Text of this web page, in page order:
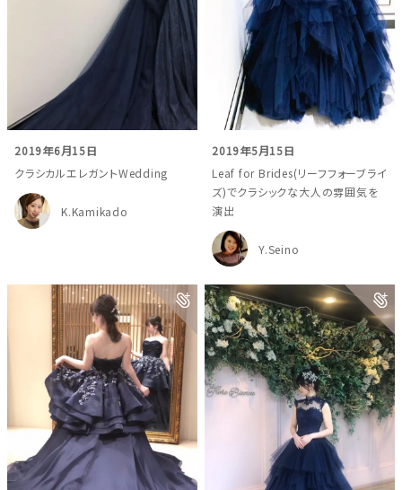
2019年6月15日
クラシカルエレガントWedding
K.Kamikado
2019年5月15日
Leaf for Brides(リーフフォーブライ
ズ)でクラシックな大人の雰囲気を
演出
Y.Seino